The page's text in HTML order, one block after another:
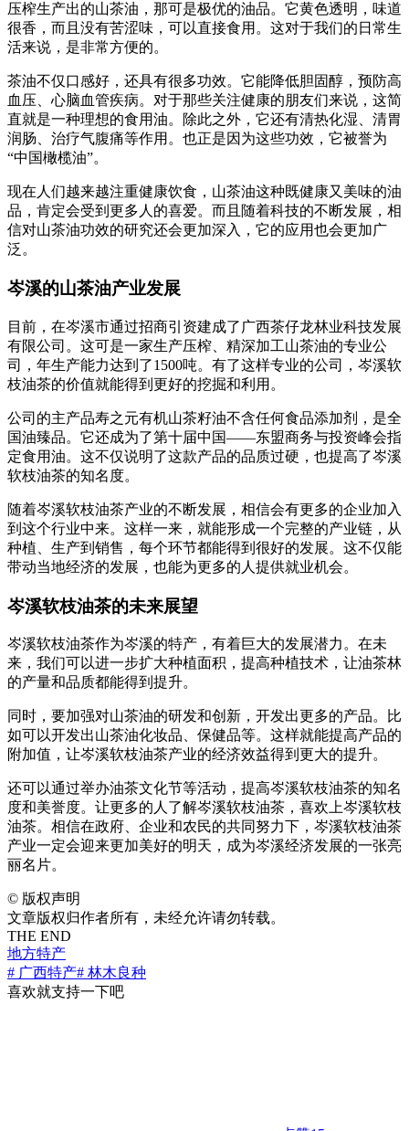
压榨生产出的山茶油，那可是极优的油品。它黄色透明，味道
很香，而且没有苦涩味，可以直接食用。这对于我们的日常生
活来说，是非常方便的。
茶油不仅口感好，还具有很多功效。它能降低胆固醇，预防高
血压、心脑血管疾病。对于那些关注健康的朋友们来说，这简
直就是一种理想的食用油。除此之外，它还有清热化湿、清胃
润肠、治疗气腹痛等作用。也正是因为这些功效，它被誉为
“中国橄榄油”。
现在人们越来越注重健康饮食，山茶油这种既健康又美味的油
品，肯定会受到更多人的喜爱。而且随着科技的不断发展，相
信对山茶油功效的研究还会更加深入，它的应用也会更加广
泛。
岑溪的山茶油产业发展
目前，在岑溪市通过招商引资建成了广西茶仔龙林业科技发展
有限公司。这可是一家生产压榨、精深加工山茶油的专业公
司，年生产能力达到了1500吨。有了这样专业的公司，岑溪软
枝油茶的价值就能得到更好的挖掘和利用。
公司的主产品寿之元有机山茶籽油不含任何食品添加剂，是全
国油臻品。它还成为了第十届中国——东盟商务与投资峰会指
定食用油。这不仅说明了这款产品的品质过硬，也提高了岑溪
软枝油茶的知名度。
随着岑溪软枝油茶产业的不断发展，相信会有更多的企业加入
到这个行业中来。这样一来，就能形成一个完整的产业链，从
种植、生产到销售，每个环节都能得到很好的发展。这不仅能
带动当地经济的发展，也能为更多的人提供就业机会。
岑溪软枝油茶的未来展望
岑溪软枝油茶作为岑溪的特产，有着巨大的发展潜力。在未
来，我们可以进一步扩大种植面积，提高种植技术，让油茶林
的产量和品质都能得到提升。
同时，要加强对山茶油的研发和创新，开发出更多的产品。比
如可以开发出山茶油化妆品、保健品等。这样就能提高产品的
附加值，让岑溪软枝油茶产业的经济效益得到更大的提升。
还可以通过举办油茶文化节等活动，提高岑溪软枝油茶的知名
度和美誉度。让更多的人了解岑溪软枝油茶，喜欢上岑溪软枝
油茶。相信在政府、企业和农民的共同努力下，岑溪软枝油茶
产业一定会迎来更加美好的明天，成为岑溪经济发展的一张亮
丽名片。
© 版权声明
文章版权归作者所有，未经允许请勿转载。
THE END
地方特产
# 广西特产# 林木良种
喜欢就支持一下吧